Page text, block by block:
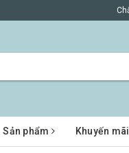
Sản phẩm Khuyến mãi